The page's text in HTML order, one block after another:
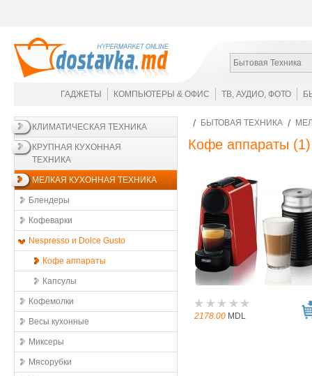
Бытовая Техника
ГАДЖЕТЫ КОМПЬЮТЕРЫ & ОФИС ТВ, АУДИО, ФОТО
КЛИМАТИЧЕСКАЯ ТЕХНИКА
КРУПНАЯ КУХОННАЯ
ТЕХНИКА
МЕЛКАЯ КУХОННАЯ ТЕХНИКА
Блендеры
Кофеварки
Nespresso и Dolce Gusto
Кофе аппараты
Капсулы
Кофемолки
Весы кухонные
Миксеры
Мясорубки
БЫТОВАЯ ТЕХНИКА
Кофе аппараты (1)
2178.00 MDL